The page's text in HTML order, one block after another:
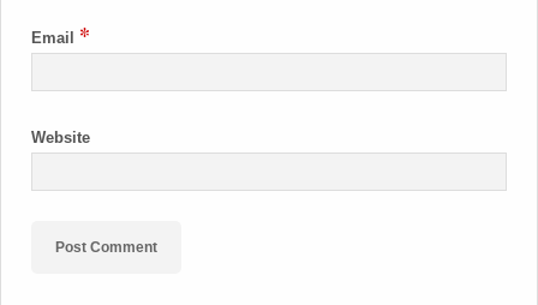
Email *
Website